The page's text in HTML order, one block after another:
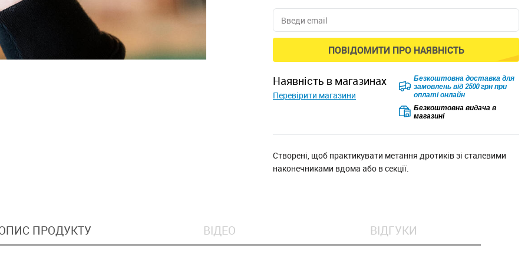
ПОВІДОМИТИ ПРО НАЯВНІСТЬ
наявність в магазинах
Перевірити магазини
Безкоштовна доставка для
замовлень від 2500 грн при
оплаті онлайн
Безкоштовна видача в
магазині
Створені, щоб практикувати метання дротиків зі сталевими
наконечниками вдома або в секції.
ПРОДУКТУ ВІДЕО ВІДГУКИ